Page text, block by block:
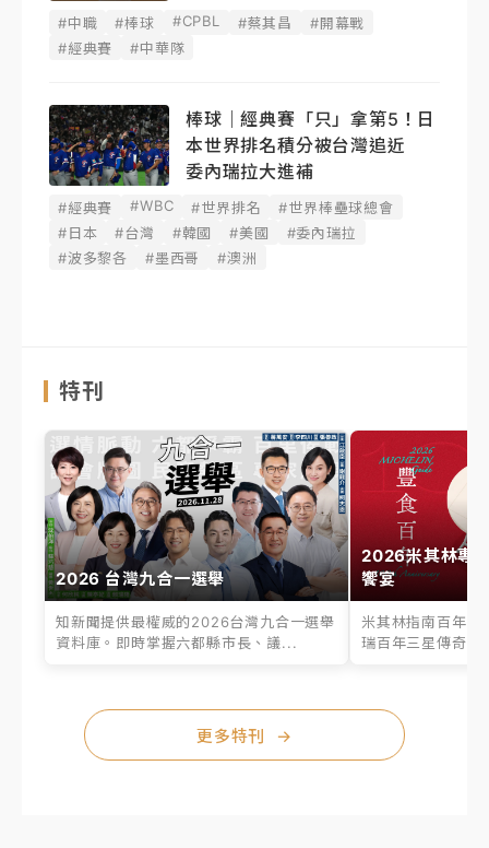
#中職 #棒球 #CPBL #蔡其昌
#開幕戰
#經典賽
#中華隊
棒球｜經典賽「只」拿第5！日
本世界排名積分被台灣追近
委內瑞拉大進補
#經典賽 #WBC #世界排名
#世界棒壘球總會
#日本
#台灣 #韓國 #美國
#委內瑞拉
#波多黎各
#墨西哥 #澳洲
特刊
2026 台灣九合一選舉
知新聞提供最權威的2026台灣九合一選舉
資料庫。即時掌握六都縣市長、議...
2026米其林專
饗宴
米其林指南百年之
瑞百年三星傳奇、
更多特刊 →